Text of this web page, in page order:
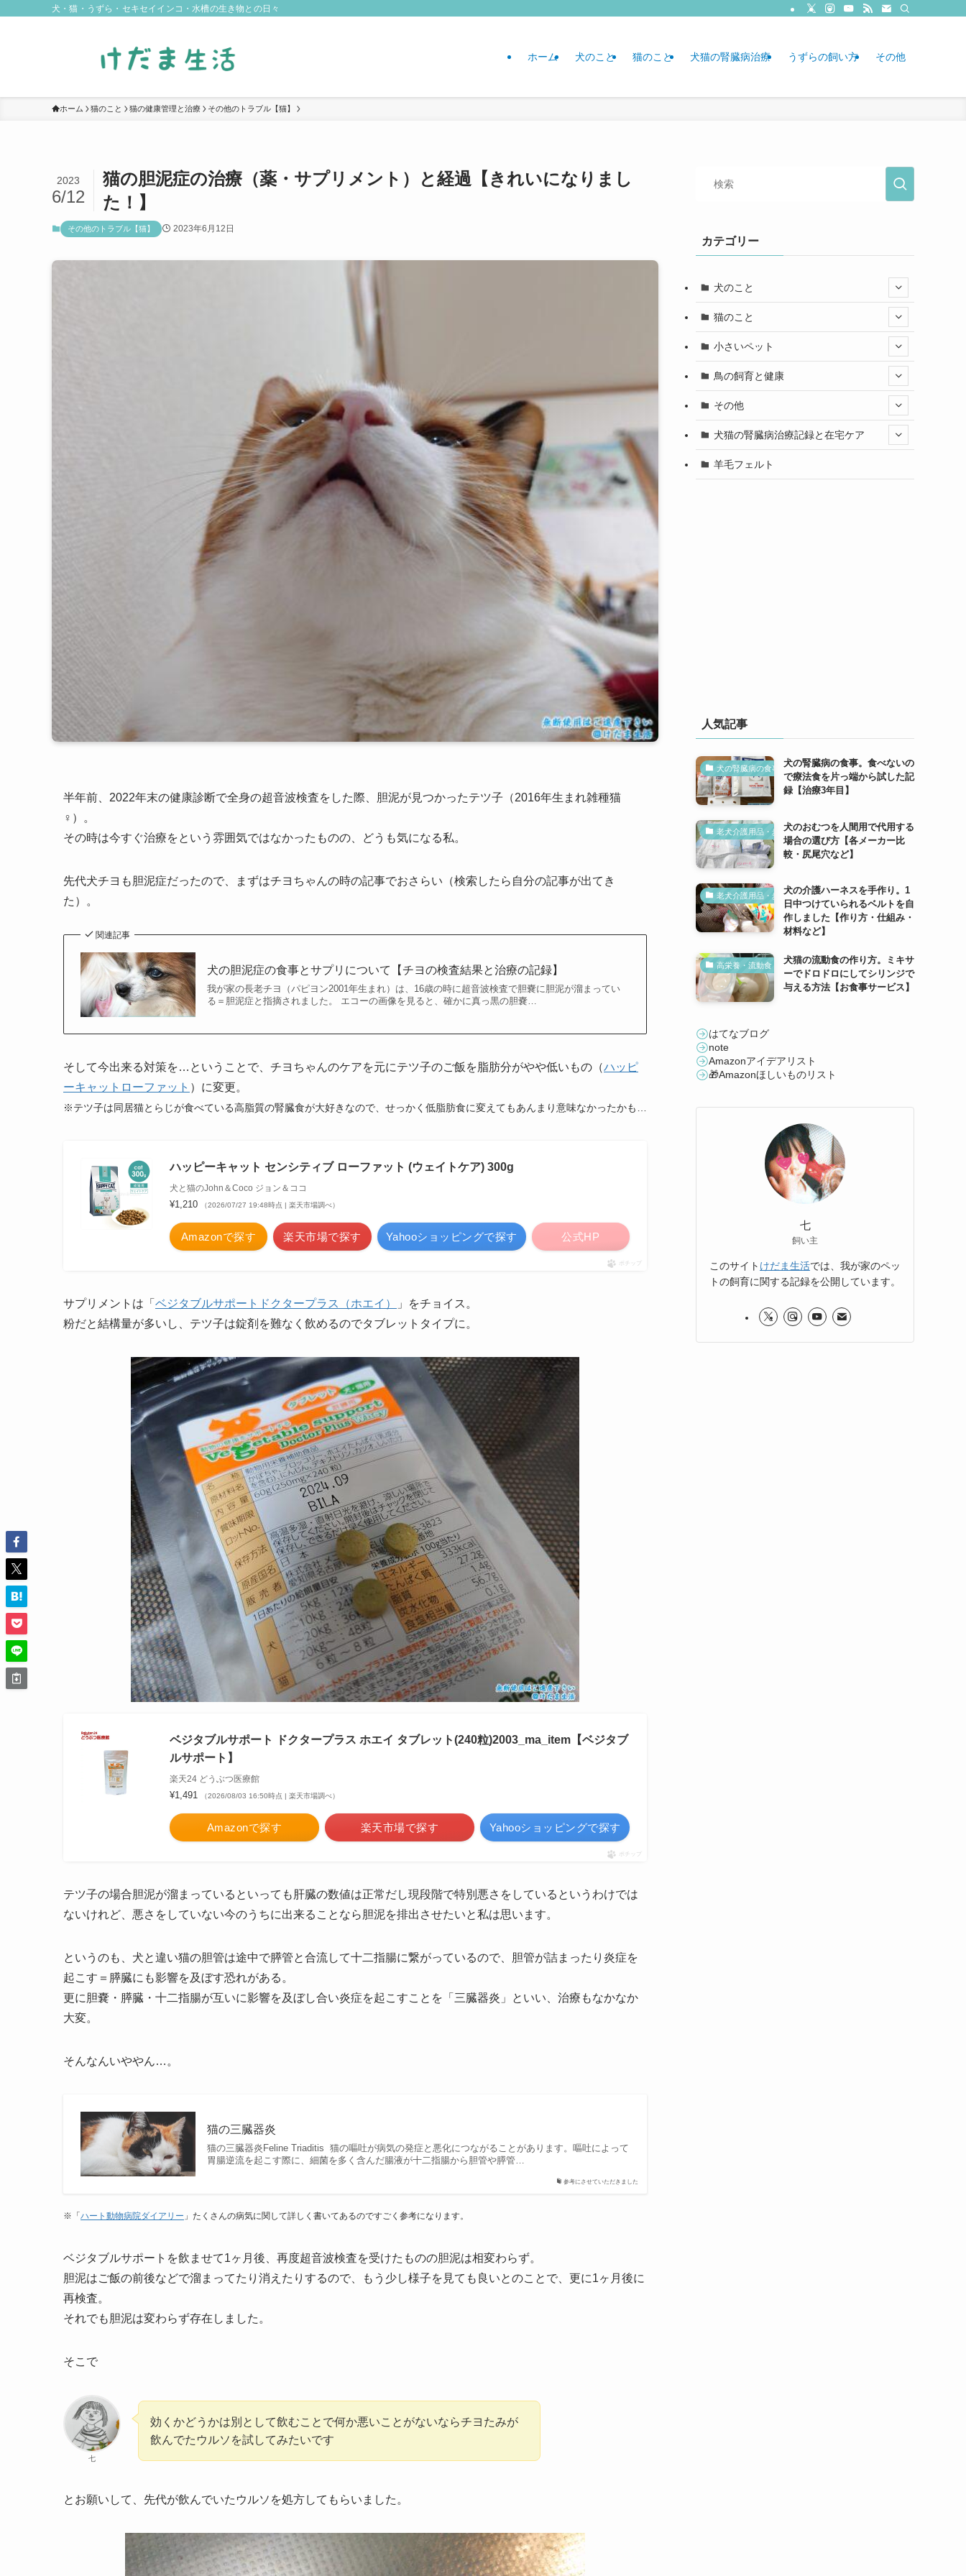
犬・猫・うずら・セキセイインコ・水槽の生き物との日々
ホーム 犬のこと 猫のこと 犬猫の腎臓病治療 うずらの飼い方 その他
ホーム 猫のこと 猫の健康管理と治療 その他のトラブル【猫】
猫の胆泥症の治療（薬・サプリメント）と経過【きれいになりまし
た！】
2023
6/12
その他のトラブル【猫】 2023年6月12日
半年前、2022年末の健康診断で全身の超音波検査をした際、胆泥が見つかったテツ子（2016年生まれ雑種猫
♀）。
その時は今すぐ治療をという雰囲気ではなかったものの、どうも気になる私。
先代犬チヨも胆泥症だったので、まずはチヨちゃんの時の記事でおさらい（検索したら自分の記事が出てき
た）。
関連記事
犬の胆泥症の食事とサプリについて【チヨの検査結果と治療の記録】
我が家の長老チヨ（パピヨン2001年生まれ）は、16歳の時に超音波検査で胆嚢に胆泥が溜まってい
る＝胆泥症と指摘されました。 エコーの画像を見ると、確かに真っ黒の胆嚢…
そして今出来る対策を…ということで、チヨちゃんのケアを元にテツ子のご飯を脂肪分がやや低いもの（ハッピ
ーキャットローファット ）に変更。
※テツ子は同居猫とらじが食べている高脂質の腎臓食が大好きなので、せっかく低脂肪食に変えてもあんまり意味なかったかも…
ハッピーキャット センシティブ ローファット (ウェイトケア) 300g
犬と猫のJohn＆Coco ジョン＆ココ
¥1,210 （2026/07/27 19:48時点 | 楽天市場調べ）
Amazonで探す 楽天市場で探す Yahooショッピングで探す 公式HP
ポチップ
サプリメントは「 ベジタブルサポートドクタープラス（ホエイ）
」をチョイス。
粉だと結構量が多いし、テツ子は錠剤を難なく飲めるのでタブレットタイプに。
ベジタブルサポート ドクタープラス ホエイ タブレット(240粒)2003_ma_item【ベジタブ
ルサポート】
楽天24 どうぶつ医療館
¥1,491 （2026/08/03 16:50時点 | 楽天市場調べ）
Amazonで探す 楽天市場で探す Yahooショッピングで探す
ポチップ
テツ子の場合胆泥が溜まっているといっても肝臓の数値は正常だし現段階で特別悪さをしているというわけでは
ないけれど、悪さをしていない今のうちに出来ることなら胆泥を排出させたいと私は思います。
というのも、犬と違い猫の胆管は途中で膵管と合流して十二指腸に繋がっているので、胆管が詰まったり炎症を
起こす＝膵臓にも影響を及ぼす恐れがある。
更に胆嚢・膵臓・十二指腸が互いに影響を及ぼし合い炎症を起こすことを「三臓器炎」といい、治療もなかなか
大変。
そんなんいややん…。
参考にさせていただきました
猫の三臓器炎
猫の三臓器炎Feline Triaditis 猫の嘔吐が病気の発症と悪化につながることがあります。嘔吐によって
胃腸逆流を起こす際に、細菌を多く含んだ腸液が十二指腸から胆管や膵管…
※「 ハート動物病院ダイアリー 」たくさんの病気に関して詳しく書いてあるのですごく参考になります。
ベジタブルサポートを飲ませて1ヶ月後、再度超音波検査を受けたものの胆泥は相変わらず。
胆泥はご飯の前後などで溜まってたり消えたりするので、もう少し様子を見ても良いとのことで、更に1ヶ月後に
再検査。
それでも胆泥は変わらず存在しました。
そこで
七
効くかどうかは別として飲むことで何か悪いことがないならチヨたみが
飲んでたウルソを試してみたいです
とお願いして、先代が飲んでいたウルソを処方してもらいました。
カテゴリー
犬のこと
猫のこと
小さいペット
鳥の飼育と健康
その他
犬猫の腎臓病治療記録と在宅ケア
羊毛フェルト
人気記事
犬の腎臓病の食事
犬の腎臓病の食事。食べないの
で療法食を片っ端から試した記
録【治療3年目】
老犬介護用品・歩行補助犬のおむつを人間用で代用する
場合の選び方【各メーカー比
較・尻尾穴など】
老犬介護用品・歩行補助犬の介護ハーネスを手作り。1
日中つけていられるベルトを自
作しました【作り方・仕組み・
材料など】
高栄養・流動食【犬の腎臓病】犬猫の流動食の作り方。ミキサ
ーでドロドロにしてシリンジで
与える方法【お食事サービス】
はてなブログ
note
Amazonアイデアリスト
🎁Amazonほしいものリスト
七
飼い主
このサイト けだま生活では、我が家のペッ
トの飼育に関する記録を公開しています。